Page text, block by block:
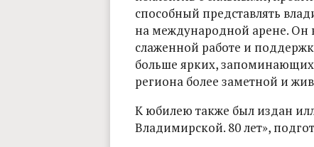
способный представлять
на международной арене. Он
слаженной работе и
больше ярких,
региона более заметной и
К юбилею также был издан
Владимирской. 80 лет»,